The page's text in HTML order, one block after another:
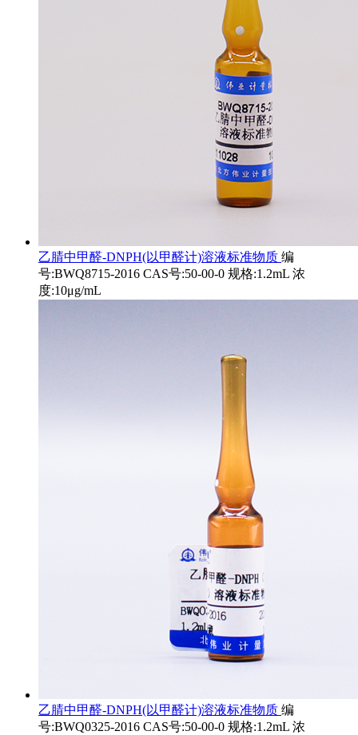
乙腈中甲醛-DNPH(以甲醛计)溶液标准物质 编
号:BWQ8715-2016 CAS号:50-00-0 规格:1.2mL 浓
度:10μg/mL
乙腈中甲醛-DNPH(以甲醛计)溶液标准物质 编
号:BWQ0325-2016 CAS号:50-00-0 规格:1.2mL 浓